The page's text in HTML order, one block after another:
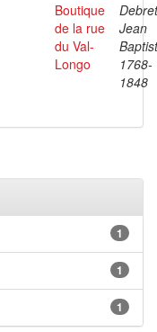
Boutique
de la rue
du Val-
Longo
Jean
1768-
1848
1
1
1